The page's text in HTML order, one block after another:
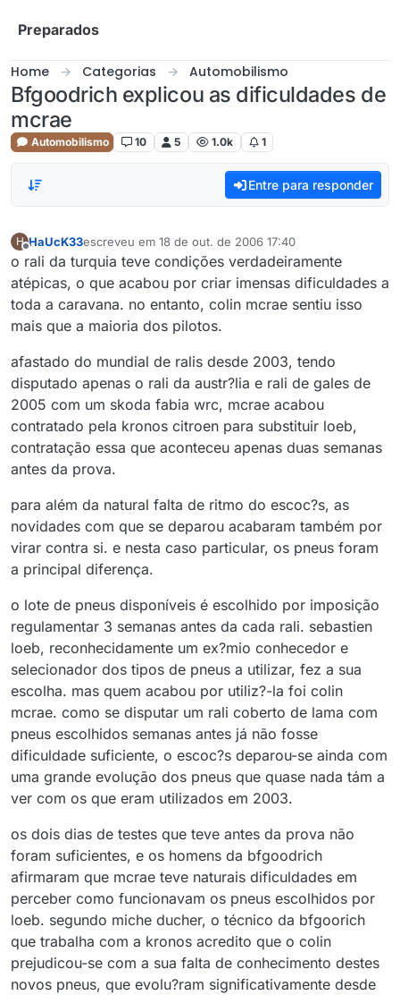
Preparados
Home Categorias Automobilismo
Bfgoodrich explicou as dificuldades de
mcrae
Automobilismo 10 5 1.0k 1
Entre para responder
H
Offline
HaUcK33escreveu em 18 de out. de 2006 17:40
última edição por
o rali da turquia teve condições verdadeiramente
atépicas, o que acabou por criar imensas dificuldades a
toda a caravana. no entanto, colin mcrae sentiu isso
mais que a maioria dos pilotos.
afastado do mundial de ralis desde 2003, tendo
disputado apenas o rali da austr?lia e rali de gales de
2005 com um skoda fabia wrc, mcrae acabou
contratado pela kronos citroen para substituir loeb,
contratação essa que aconteceu apenas duas semanas
antes da prova.
para além da natural falta de ritmo do escoc?s, as
novidades com que se deparou acabaram também por
virar contra si. e nesta caso particular, os pneus foram
a principal diferença.
o lote de pneus disponíveis é escolhido por imposição
regulamentar 3 semanas antes da cada rali. sebastien
loeb, reconhecidamente um ex?mio conhecedor e
selecionador dos tipos de pneus a utilizar, fez a sua
escolha. mas quem acabou por utiliz?-la foi colin
mcrae. como se disputar um rali coberto de lama com
pneus escolhidos semanas antes já não fosse
dificuldade suficiente, o escoc?s deparou-se ainda com
uma grande evolução dos pneus que quase nada tám a
ver com os que eram utilizados em 2003.
os dois dias de testes que teve antes da prova não
foram suficientes, e os homens da bfgoodrich
afirmaram que mcrae teve naturais dificuldades em
perceber como funcionavam os pneus escolhidos por
loeb. segundo miche ducher, o técnico da bfgoorich
que trabalha com a kronos acredito que o colin
prejudicou-se com a sua falta de conhecimento destes
novos pneus, que evolu?ram significativamente desde